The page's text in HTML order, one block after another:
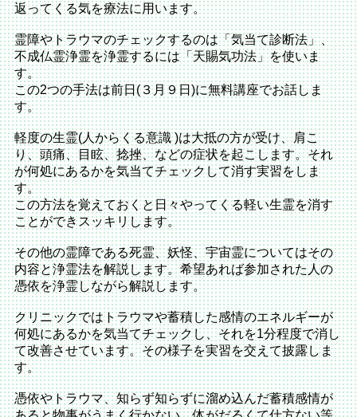
返ってくる気を療法に用います。
霊障やトラウマのチェックするのは「気当て診断法」、
不成仏霊浄霊を浄霊するには「天賜気功法」を使いま
す。
この2つの手法は前日(３月９日)に無料講座でお話しま
す。
軽度の生霊(人からくる意識 )は大抵の方が受け、肩こ
り、頭痛、目眩、捻挫、などの症状を起こします。それ
が何処にあるかを気当てチェックして消す実習をしま
す。
この方法を覚えておくと日々やってくる軽い生霊を消す
ことができスッキリします。
その他の霊障である死霊、妖怪、宇宙霊についてはその
内容と浄霊法を解説します。希望あれば参加された人の
憑依を浄霊しながら解説します。
クリニックではトラウマや蓄積した感情のエネルギーが
何処にあるかを気当てチェックし、それを1分程度で消し
て改善させています。その様子を実習を交えて披露しま
す。
憑依やトラウマ、知らず知らずに溜め込んだ蓄積感情が